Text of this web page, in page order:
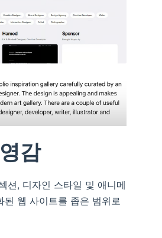
감
션, 디자인 스타일 및 애니메
된 웹 사이트를 좁은 범위로